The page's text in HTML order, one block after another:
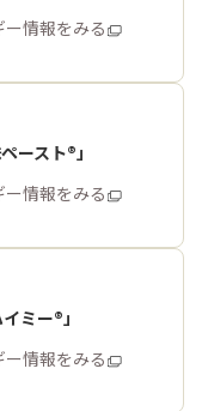
情報をみる
ースト®」
情報をみる
ミー®」
情報をみる